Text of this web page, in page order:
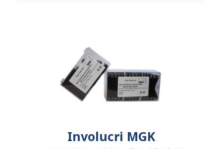
Involucri MGK